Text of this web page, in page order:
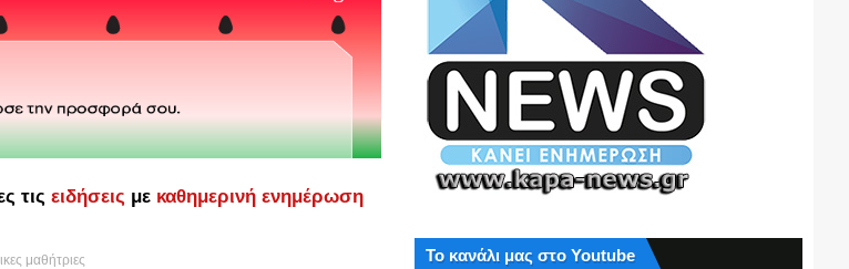
τις ειδήσεις με καθημερινή ενημέρωση
μαθήτριες Το κανάλι μας στο Youtube